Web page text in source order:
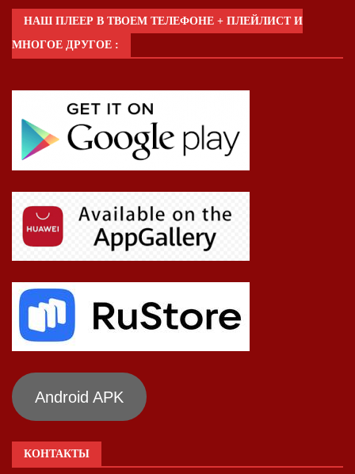
НАШ ПЛЕЕР В ТВОЕМ ТЕЛЕФОНЕ + ПЛЕЙЛИСТ И
МНОГОЕ ДРУГОЕ :
Android APK
КОНТАКТЫ